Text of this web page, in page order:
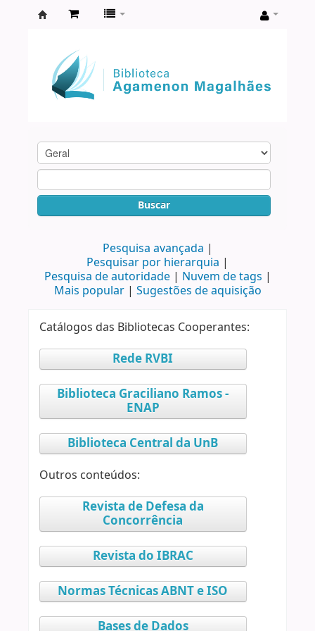
Agamenon
Magalhães
Buscar
Pesquisa avançada
Pesquisar por hierarquia
Pesquisa de autoridade
Nuvem de tags
Mais popular
Sugestões de aquisição
Catálogos das Bibliotecas Cooperantes:
Rede RVBI
Biblioteca Graciliano Ramos -
ENAP
Biblioteca Central da UnB
Outros conteúdos:
Revista de Defesa da
Concorrência
Revista do IBRAC
Normas Técnicas ABNT e ISO
Bases de Dados